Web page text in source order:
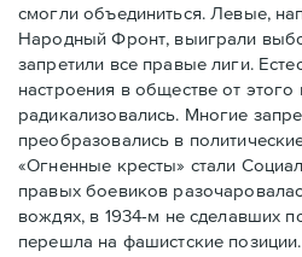
смогли объединиться. Левые,
Народный Фронт, выиграли
запретили все правые лиги.
настроения в обществе от
радикализовались. Многие
преобразовались в
«Огненные кресты» стали
правых боевиков
вождях, в 1934-м не сделавших
перешла на фашистские позиции.